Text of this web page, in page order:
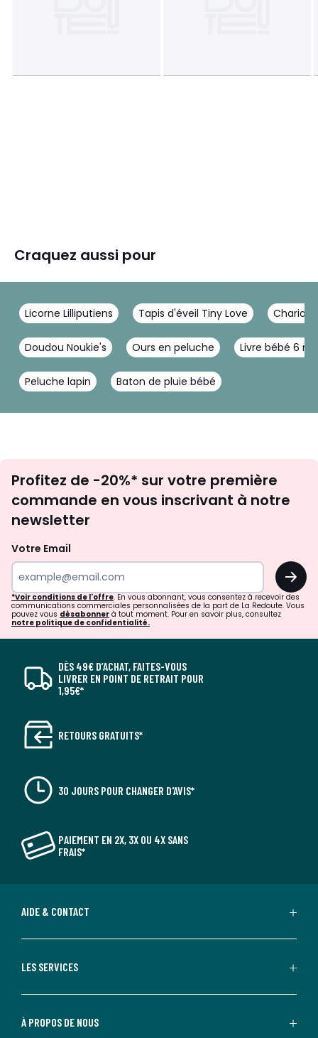
Craquez aussi pour
Licorne Lilliputiens Tapis d'éveil Tiny Love Chariot
Doudou Noukie's Ours en peluche Livre bébé 6
Peluche lapin Baton de pluie bébé
newsletter
Profitez de -20%* sur votre première
commande en vous inscrivant à notre
newsletter
Votre Email
OK
*Voir conditions de l'offre. En vous abonnant, vous consentez à recevoir des
communications commerciales personnalisées de la part de La Redoute. Vous
pouvez vous désabonner à tout moment. Pour en savoir plus, consultez
notre politique de confidentialité.
DÈS 49€ D’ACHAT, FAITES-VOUS
LIVRER EN POINT DE RETRAIT POUR
1,95€*
RETOURS GRATUITS*
30 JOURS POUR CHANGER D'AVIS*
PAIEMENT EN 2X, 3X OU 4X SANS
FRAIS*
AIDE & CONTACT
LES SERVICES
À PROPOS DE NOUS